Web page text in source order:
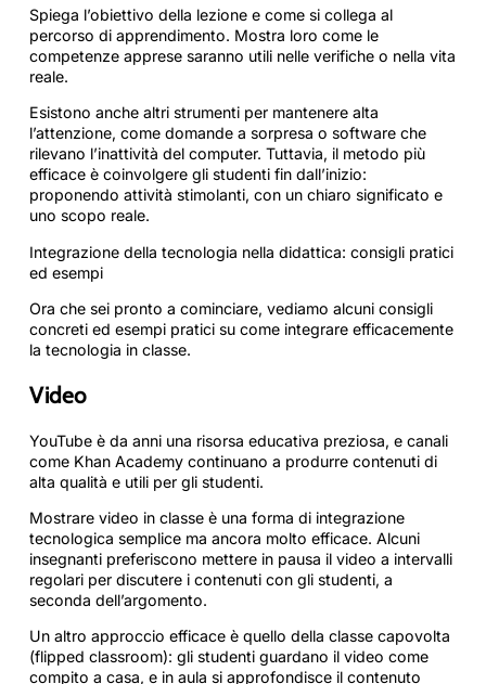
Spiega l’obiettivo della lezione e come si collega al
percorso di apprendimento. Mostra loro come le
competenze apprese saranno utili nelle verifiche o nella vita
reale.
Esistono anche altri strumenti per mantenere alta
l’attenzione, come domande a sorpresa o software che
rilevano l’inattività del computer. Tuttavia, il metodo più
efficace è coinvolgere gli studenti fin dall’inizio:
proponendo attività stimolanti, con un chiaro significato e
uno scopo reale.
Integrazione della tecnologia nella didattica: consigli pratici
ed esempi
Ora che sei pronto a cominciare, vediamo alcuni consigli
concreti ed esempi pratici su come integrare efficacemente
la tecnologia in classe.
Video
YouTube è da anni una risorsa educativa preziosa, e canali
come Khan Academy continuano a produrre contenuti di
alta qualità e utili per gli studenti.
Mostrare video in classe è una forma di integrazione
tecnologica semplice ma ancora molto efficace. Alcuni
insegnanti preferiscono mettere in pausa il video a intervalli
regolari per discutere i contenuti con gli studenti, a
seconda dell’argomento.
Un altro approccio efficace è quello della classe capovolta
(flipped classroom): gli studenti guardano il video come
compito a casa, e in aula si approfondisce il contenuto